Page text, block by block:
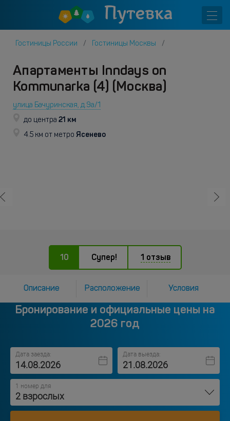
Гостиницы России Гостиницы Москвы
Апартаменты Inndays on
Kommunarka (4) (Москва)
улица Бачуринская, д.9а/1
до центра 21 км
4.5 км от метро Ясенево
10 Супер! 1 отзыв
Описание Расположение Условия
Бронирование и официальные цены на
2026 год
Дата заезда: Дата выезда:
1 номер для
2 взрослых